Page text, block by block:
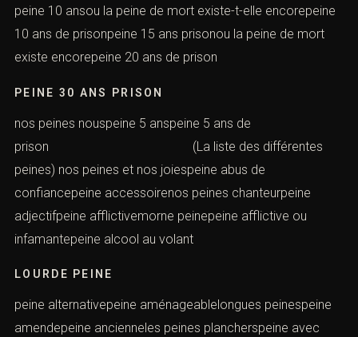
peine 10 ansou la peine de mort existe-t-elle encorepeine
10 ans de prisonpeine 15 ans prisonou la peine de mort
existe encorepeine 20 ans de prison
PEINE 30 ANS PRISON
nos peines nouspeine 5 anspeine 5 ans de
prison (La liste des différentes
peines) nos peines et nos joiespeine abus de
confiancepeine accessoirenos peines chanteurpeine
adjectifpeine afflictivemorne peinepeine afflictive ou
infamantepeine alcool au volant
LOURDE PEINE
peine alternativepeine aménageablelongues peinespeine
amendepeine ancienneles peines plancherspeine avec